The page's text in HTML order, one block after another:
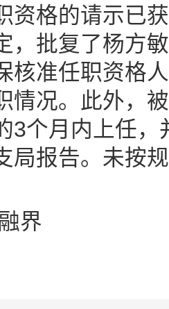
资格的请示已
，批复了杨方
核准任职资格
情况。此外，
3个月内上任
局报告。未按
界